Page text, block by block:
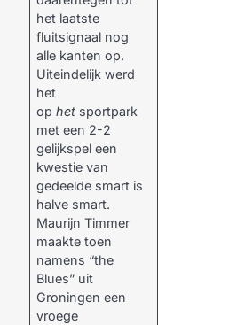
het laatste
fluitsignaal nog
alle kanten op.
Uiteindelijk werd
het
ophet sportpark
met een 2-2
gelijkspel een
kwestie van
gedeelde smart is
halve smart.
Maurijn Timmer
maakte toen
namens “the
Blues” uit
Groningen een
vroege